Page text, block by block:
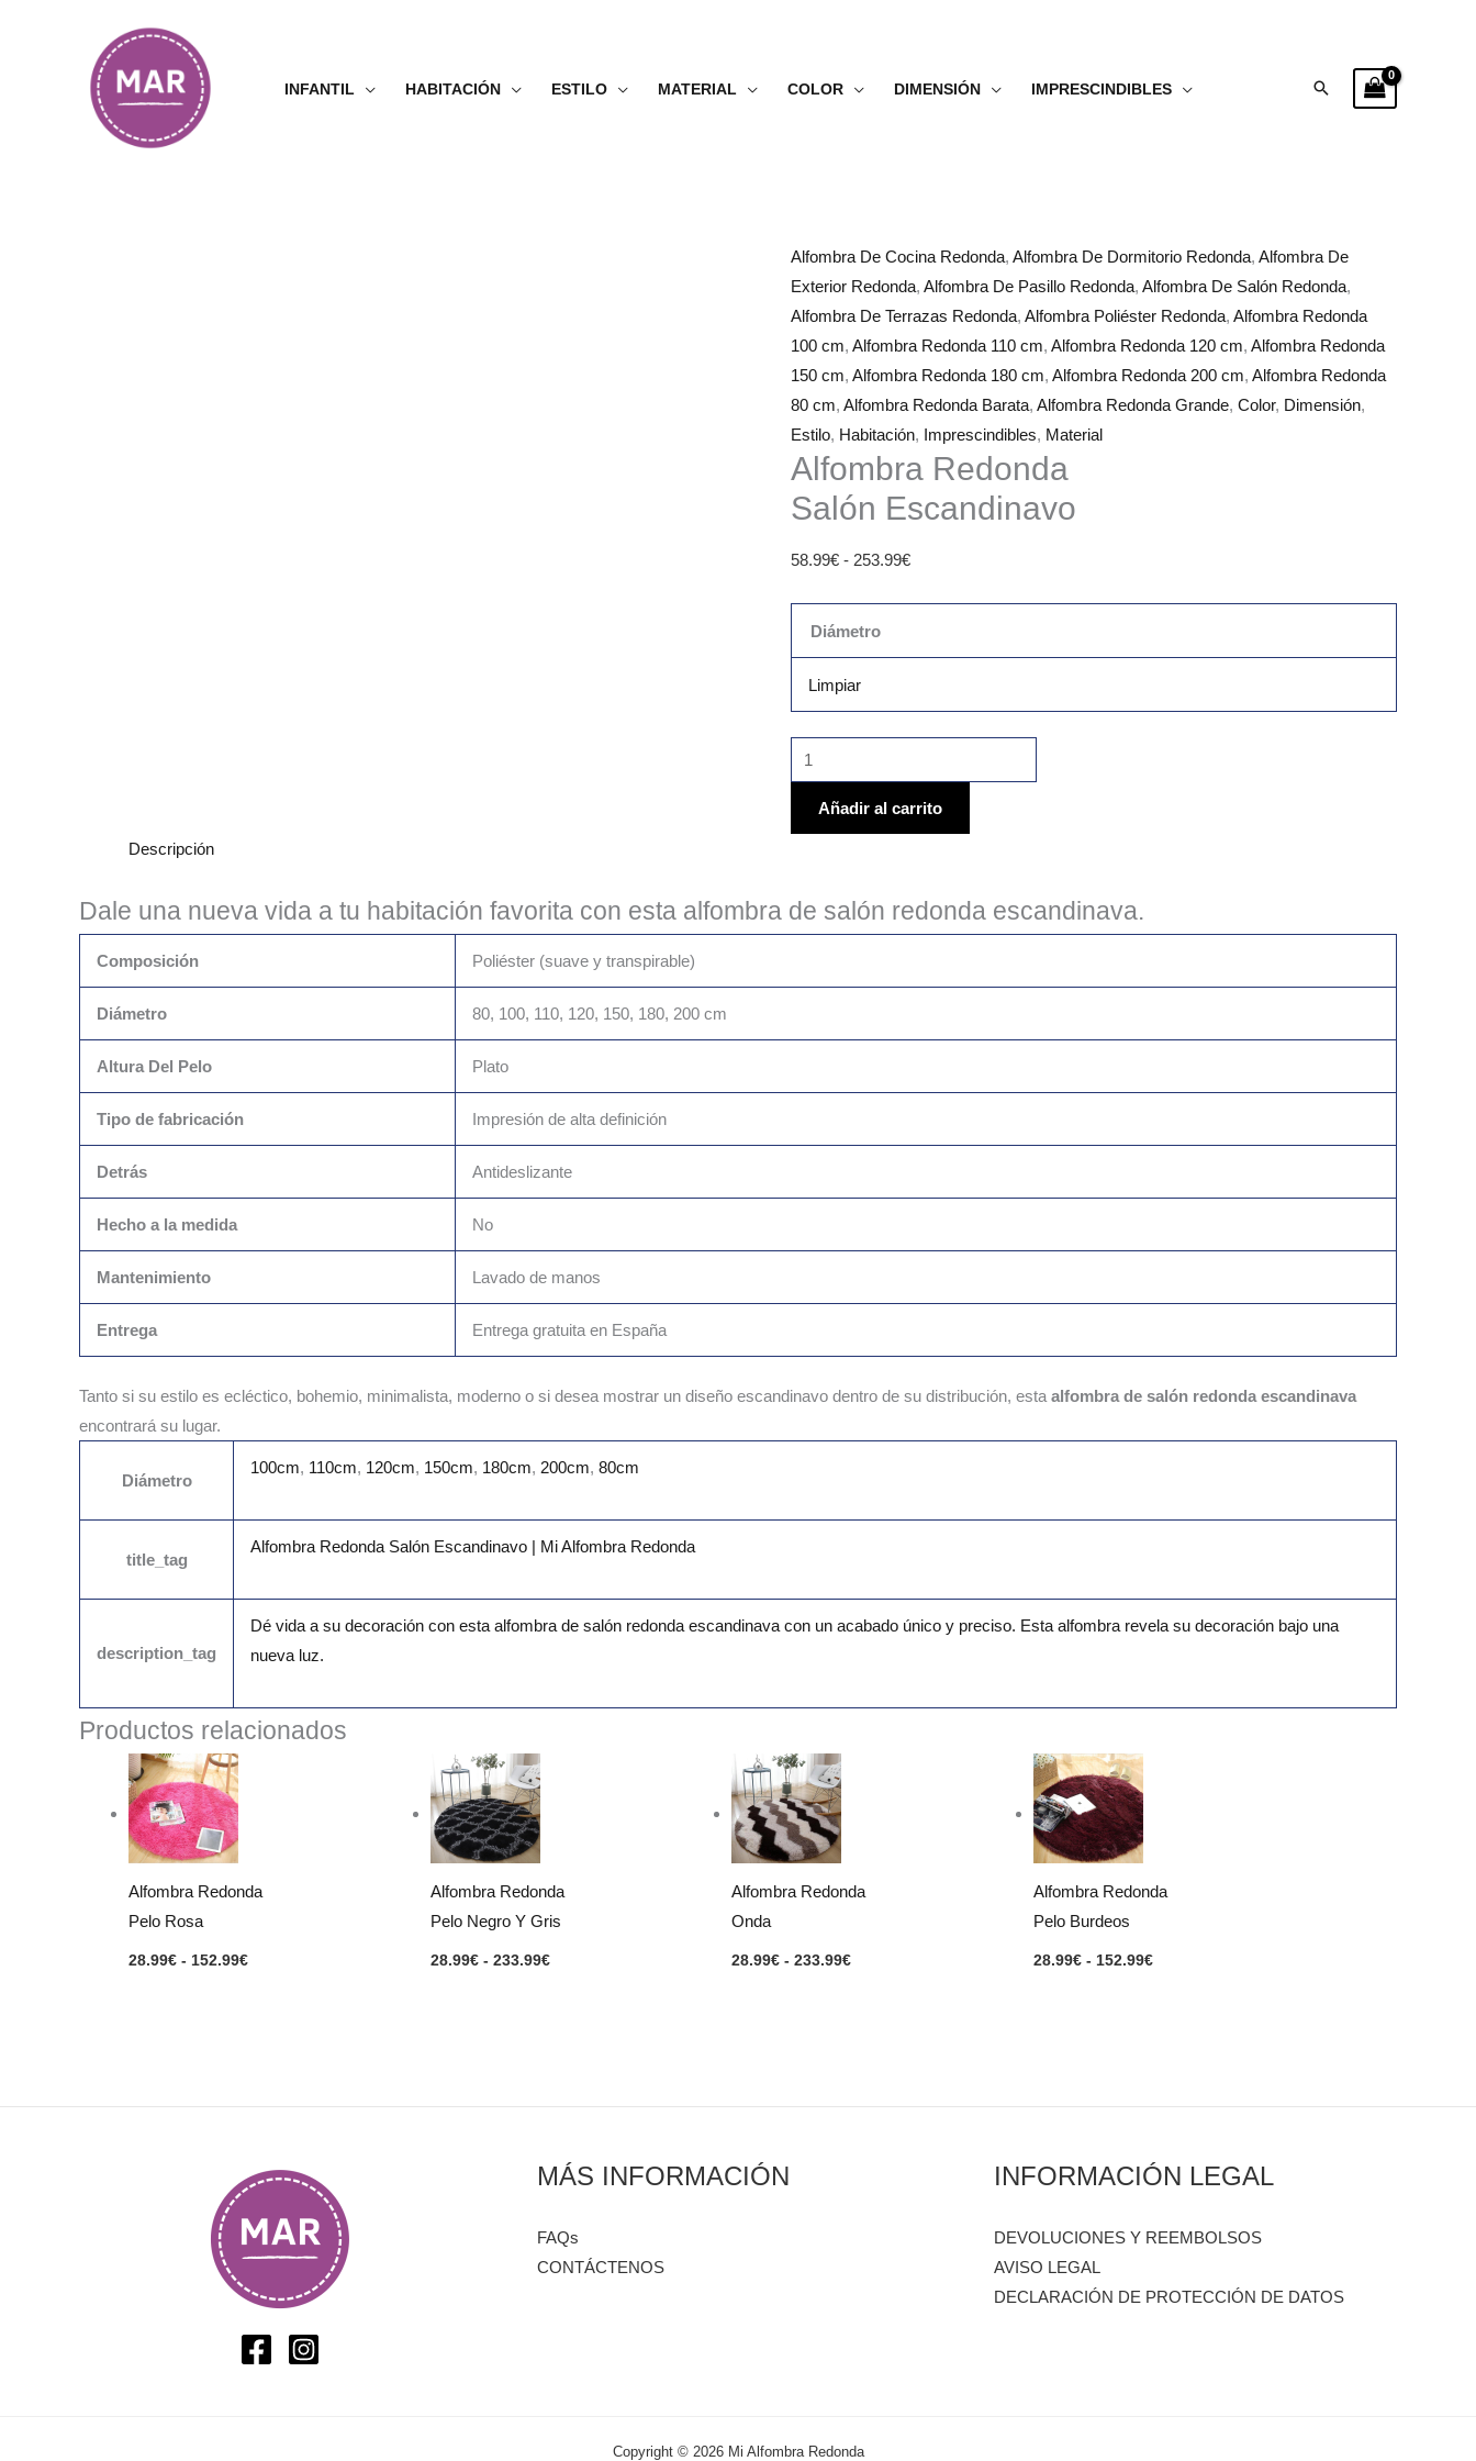
INFANTIL HABITACIÓN ESTILO MATERIAL COLOR DIMENSIÓN IMPRESCINDIBLES Buscar
Alfombra De Cocina Redonda, Alfombra De Dormitorio Redonda, Alfombra De
Exterior Redonda, Alfombra De Pasillo Redonda, Alfombra De Salón Redonda,
Alfombra De Terrazas Redonda, Alfombra Poliéster Redonda, Alfombra Redonda
100 cm, Alfombra Redonda 110 cm, Alfombra Redonda 120 cm, Alfombra Redonda
150 cm, Alfombra Redonda 180 cm, Alfombra Redonda 200 cm, Alfombra Redonda
80 cm, Alfombra Redonda Barata, Alfombra Redonda Grande, Color, Dimensión,
Estilo, Habitación, Imprescindibles, Material
Alfombra Redonda
Salón Escandinavo
58.99€ - 253.99€
Rango
de
precios:
desde
58.99€
hasta
253.99€
Diámetro
Limpiar
Alfombra
Redonda
Salón
Escandinavo
cantidad
Añadir al carrito
Descripción
Dale una nueva vida a tu habitación favorita con esta alfombra de salón redonda escandinava.
Composición Poliéster (suave y transpirable)
Diámetro 80, 100, 110, 120, 150, 180, 200 cm
Altura Del Pelo Plato
Tipo de fabricación Impresión de alta definición
Detrás Antideslizante
Hecho a la medida No
Mantenimiento Lavado de manos
Entrega Entrega gratuita en España
Tanto si su estilo es ecléctico, bohemio, minimalista, moderno o si desea mostrar un diseño escandinavo dentro de su distribución, esta alfombra de salón redonda escandinava
encontrará su lugar.
Diámetro
100cm, 110cm, 120cm, 150cm, 180cm, 200cm, 80cm
title_tag
Alfombra Redonda Salón Escandinavo | Mi Alfombra Redonda
description_tag
Dé vida a su decoración con esta alfombra de salón redonda escandinava con un acabado único y preciso. Esta alfombra revela su decoración bajo una
nueva luz.
Productos relacionados
Alfombra Redonda
Pelo Rosa
28.99€ - 152.99€
Alfombra Redonda
Pelo Negro Y Gris
28.99€ - 233.99€
Alfombra Redonda
Onda
28.99€ - 233.99€
Alfombra Redonda
Pelo Burdeos
28.99€ - 152.99€
MÁS INFORMACIÓN
FAQs
CONTÁCTENOS
INFORMACIÓN LEGAL
DEVOLUCIONES Y REEMBOLSOS
AVISO LEGAL
DECLARACIÓN DE PROTECCIÓN DE DATOS
Copyright © 2026 Mi Alfombra Redonda